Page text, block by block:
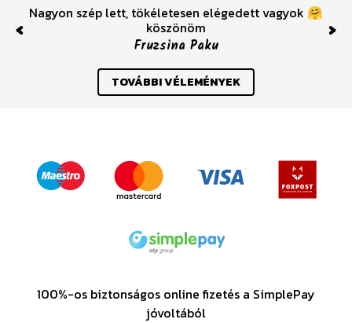
Nagyon szép lett, tökéletesen elégedett vagyok 🤗
köszönöm
Fruzsina Paku
Previous
TOVÁBBI VÉLEMÉNYEK
100%-os biztonságos online fizetés a SimplePay
jóvoltából